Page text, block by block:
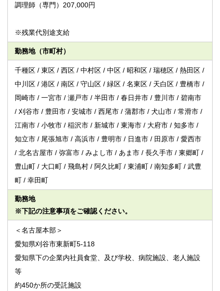
調理師（専門）207,000円
※残業代別途支給
勤務地（市町村）
千種区 / 東区 / 西区 / 中村区 / 中区 / 昭和区 / 瑞穂区 / 熱田区 /
中川区 / 港区 / 南区 / 守山区 / 緑区 / 名東区 / 天白区 / 豊橋市 /
岡崎市 / 一宮市 / 瀬戸市 / 半田市 / 春日井市 / 豊川市 / 碧南市
/ 刈谷市 / 豊田市 / 安城市 / 西尾市 / 蒲郡市 / 犬山市 / 常滑市 /
江南市 / 小牧市 / 稲沢市 / 新城市 / 東海市 / 大府市 / 知多市 /
知立市 / 尾張旭市 / 高浜市 / 豊明市 / 日進市 / 田原市 / 愛西市
/ 北名古屋市 / 弥富市 / みよし市 / あま市 / 長久手市 / 東郷町 /
豊山町 / 大口町 / 飛島村 / 阿久比町 / 東浦町 / 南知多町 / 武豊
町 / 幸田町
勤務地
※下記の注意事項をご確認ください。
＜名古屋本部＞
愛知県刈谷市東新町5-118
愛知県下の企業内社員食堂、及び学校、病院施設、老人施設
等
約450か所の受託施設